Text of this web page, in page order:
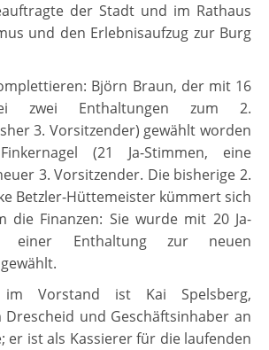
der Stadt und im Rathaus
und den Erlebnisaufzug zur Burg
Björn Braun, der mit 16
zwei Enthaltungen zum 2.
3. Vorsitzender) gewählt worden
(21 Ja-Stimmen, eine
3. Vorsitzender. Die bisherige 2.
Betzler-Hüttemeister kümmert sich
die Finanzen: Sie wurde mit 20 Ja-
einer Enthaltung zur neuen
im Vorstand ist Kai Spelsberg,
und Geschäftsinhaber an
er ist als Kassierer für die laufenden